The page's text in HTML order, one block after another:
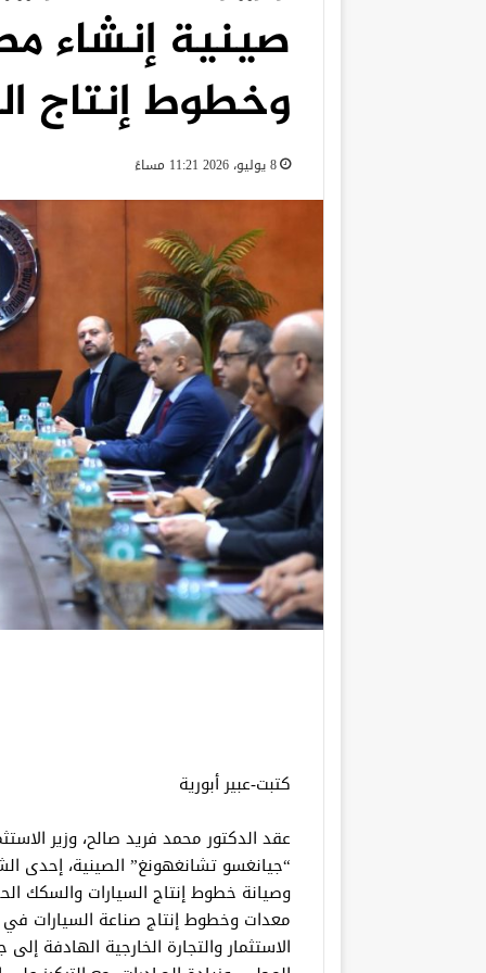
صينية إنشاء
وخطوط إنتاج
8 يوليو، 2026 11:21 مساءً
كتبت-عبير أبورية
عقد الدكتور محمد فريد صالح، وزير
“جيانغسو تشانغهونغ” الصينية، إحدى
وصيانة خطوط إنتاج السيارات والسكك
معدات وخطوط إنتاج صناعة السيارات في
الاستثمار والتجارة الخارجية الهادفة